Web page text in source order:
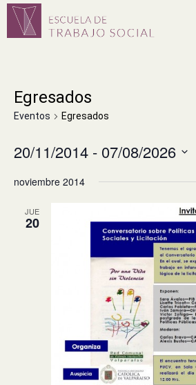
Egresados
Eventos Egresados
20/11/2014 - 07/08/2026
fecha.
noviembre 2014
JUE
20